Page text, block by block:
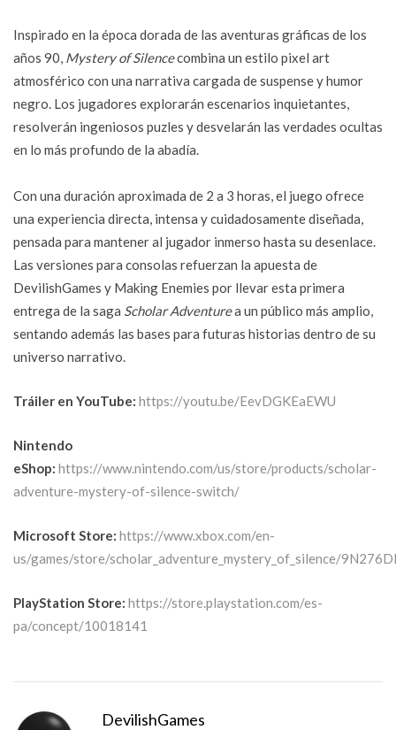
Inspirado en la época dorada de las aventuras gráficas de los
años 90, Mystery of Silencecombina un estilo pixel art
atmosférico con una narrativa cargada de suspense y humor
negro. Los jugadores explorarán escenarios inquietantes,
resolverán ingeniosos puzles y desvelarán las verdades ocultas
en lo más profundo de la abadía.
Con una duración aproximada de 2 a 3 horas, el juego ofrece
una experiencia directa, intensa y cuidadosamente diseñada,
pensada para mantener al jugador inmerso hasta su desenlace.
Las versiones para consolas refuerzan la apuesta de
DevilishGames y Making Enemies por llevar esta primera
entrega de la saga Scholar Adventurea un público más amplio,
sentando además las bases para futuras historias dentro de su
universo narrativo.
Tráiler en YouTube: https://youtu.be/EevDGKEaEWU
Nintendo
eShop: https://www.nintendo.com/us/store/products/scholar-
adventure-mystery-of-silence-switch/
Microsoft Store: https://www.xbox.com/en-
us/games/store/scholar_adventure_mystery_of_silence/
PlayStation Store: https://store.playstation.com/es-
pa/concept/10018141
DevilishGames